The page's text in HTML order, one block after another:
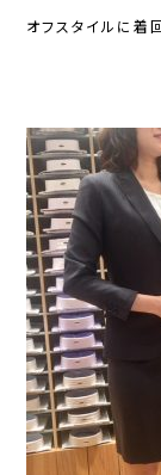
オフスタイルに着